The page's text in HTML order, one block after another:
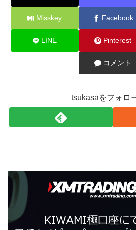
Misskey Facebook
LINE Pinterest
コメント
tsukasaをフォロ